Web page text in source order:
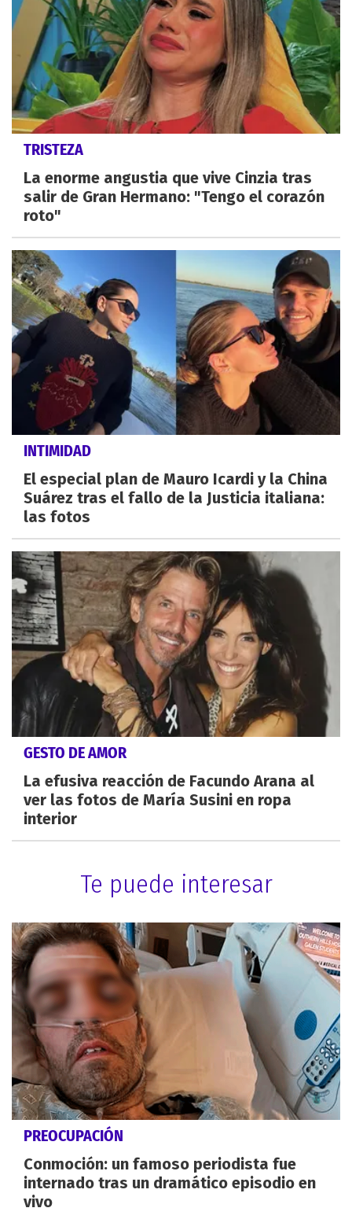
TRISTEZA
La enorme angustia que vive Cinzia tras
salir de Gran Hermano: "Tengo el corazón
roto"
INTIMIDAD
El especial plan de Mauro Icardi y la China
Suárez tras el fallo de la Justicia italiana:
las fotos
GESTO DE AMOR
La efusiva reacción de Facundo Arana al
ver las fotos de María Susini en ropa
interior
Te puede interesar
PREOCUPACIÓN
Conmoción: un famoso periodista fue
internado tras un dramático episodio en
vivo